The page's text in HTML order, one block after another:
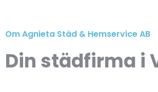
Om Agnieta Städ & Hemservice AB
Din städfirma i